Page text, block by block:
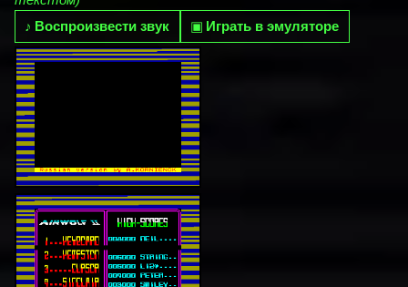
♪ Воспроизвести звук ▣ Играть в эмуляторе